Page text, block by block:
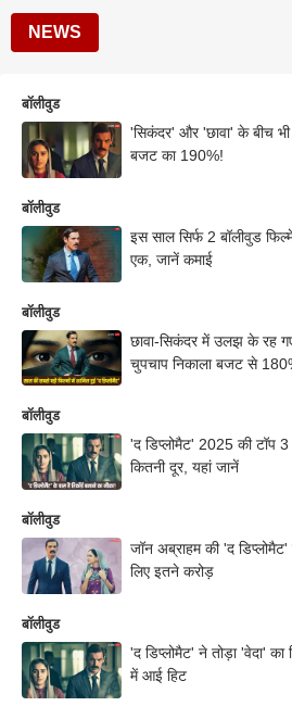
NEWS
बॉलीवुड
'सिकंदर' और 'छावा' के बीच भी
बजट का 190%!
बॉलीवुड
इस साल सिर्फ 2 बॉलीवुड
एक, जानें कमाई
बॉलीवुड
छावा-सिकंदर में उलझ के रह
चुपचाप निकाला बजट से
बॉलीवुड
'द डिप्लोमैट' 2025 की टॉप
कितनी दूर, यहां जानें
बॉलीवुड
जॉन अब्राहम की 'द
लिए इतने करोड़
बॉलीवुड
'द डिप्लोमैट' ने तोड़ा 'वेदा'
में आई हिट